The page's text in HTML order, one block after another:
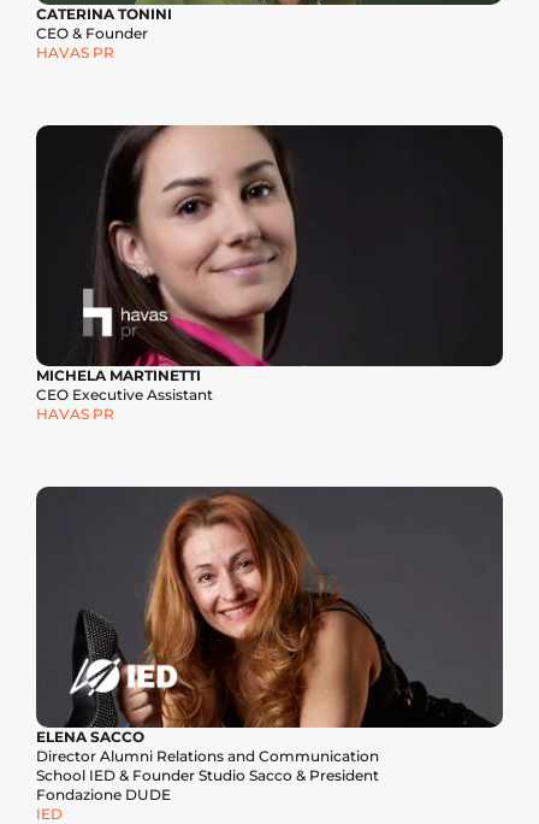
CATERINA TONINI
CEO & Founder
HAVAS PR
MICHELA MARTINETTI
CEO Executive Assistant
HAVAS PR
ELENA SACCO
Director Alumni Relations and Communication
School IED & Founder Studio Sacco & President
Fondazione DUDE
IED